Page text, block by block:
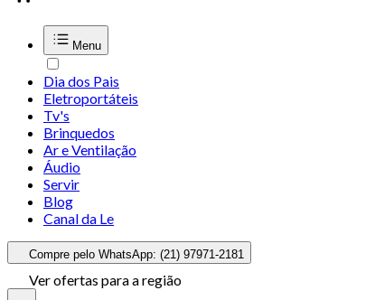
Menu
Dia dos Pais
Eletroportáteis
Tv's
Brinquedos
Ar e Ventilação
Áudio
Servir
Blog
Canal da Le
Compre pelo WhatsApp: (21) 97971-2181
Ver ofertas para a região